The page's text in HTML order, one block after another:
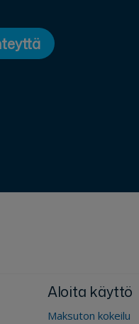
Aloita käyttö
Maksuton kokeilu